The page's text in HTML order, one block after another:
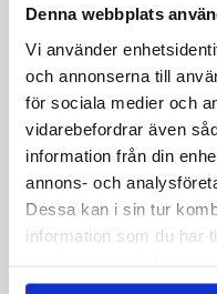
Denna webbplats
Vi använder
och annonserna till
för sociala medier och
vidarebefordrar även
information från din
annons- och
Dessa kan i sin tur
information som du har
Message*